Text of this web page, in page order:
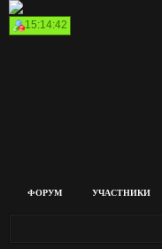
15:14:42
ФОРУМ УЧАСТНИКИ